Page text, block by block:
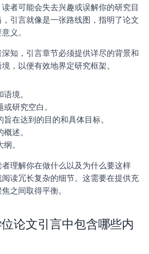
者可能会失去兴趣或误解你的研究目
引言就像是一张路线图，指明了论文
义。
知，引言章节必须提供详尽的背景和
，以便有效地界定研究框架。
境。
研究空白。
在达到的目的和具体目标。
述。
。
理解你在做什么以及为什么要这样
读冗长复杂的细节。这需要在提供充
之间取得平衡。
论文引言中包含哪些内